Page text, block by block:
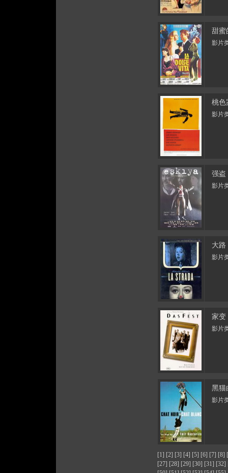
甜蜜
影片
桃色
影片
强盗
影片
大路
影片
家变
影片
黑猫
影片
[1] [2] [3] [4] [5] [6] [7] [8]
[27] [28] [29] [30] [31] [32]